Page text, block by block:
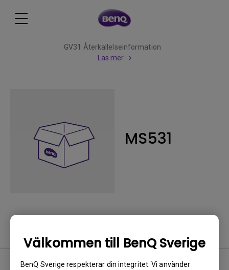
Välkommen till BenQ Sverige
BenQ Sverige respekterar din integritet. Vi använder
GV31 Återkallelseinformation
Läs mer
MS531